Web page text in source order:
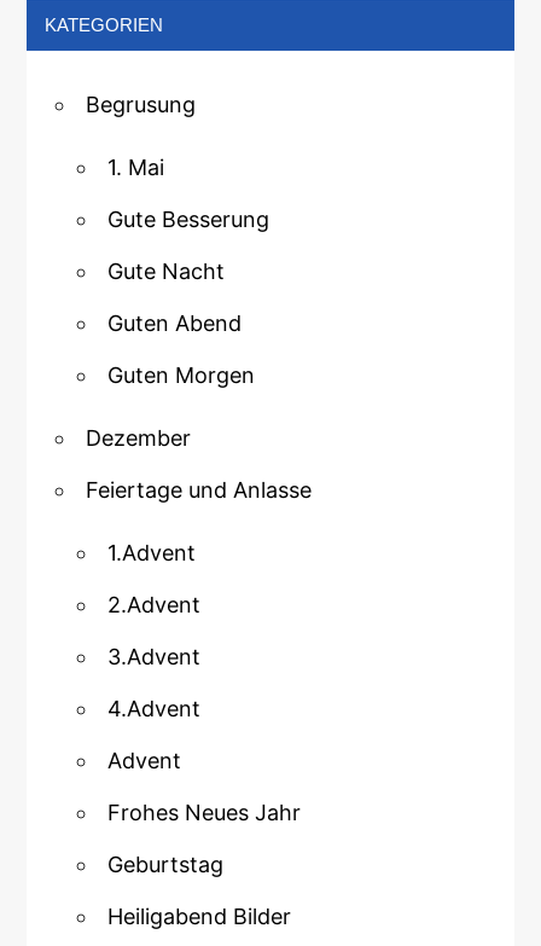
KATEGORIEN
Begrusung
1. Mai
Gute Besserung
Gute Nacht
Guten Abend
Guten Morgen
Dezember
Feiertage und Anlasse
1.Advent
2.Advent
3.Advent
4.Advent
Advent
Frohes Neues Jahr
Geburtstag
Heiligabend Bilder